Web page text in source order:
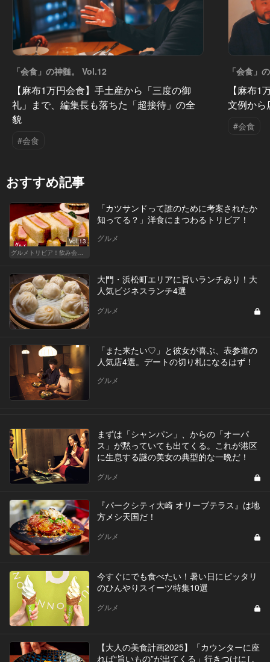
「会食」の神髄。 Vol.12
【麻布1万円会食】手土産から「三度の御
礼」まで、編集長も落ちた「超接待」の全
貌
#会食
「会食」
【麻布
文例から
#会食
おすすめ記事
Vol.13
グルメトリビア！飲み会やデートで会話のネタになるQ＆A
「カツサンドって誰のために考案されたか
知ってる？」洋食にまつわるトリビア！
グルメ
大門・浜松町エリアに旨いランチあり！大
人気ビジネスランチ4選
グルメ
「また来たい♡」と彼女が喜ぶ、表参道の
人気店4選。デートの切り札になるはず！
グルメ
まずは「シャンパン」、からの「オーパ
ス」が黙っていても出てくる。これが港区
に生息する謎の美女の典型的な一晩だ！
グルメ
『パークシティ大崎 オリーブテラス』は地
方メシ天国だ！
グルメ
今すぐにでも食べたい！暑い日にピッタリ
のひんやりスイーツ特集10選
グルメ
【大人の美食計画2025】「カウンターに座
れば“旨いもの”が出てくる」行きつけにし